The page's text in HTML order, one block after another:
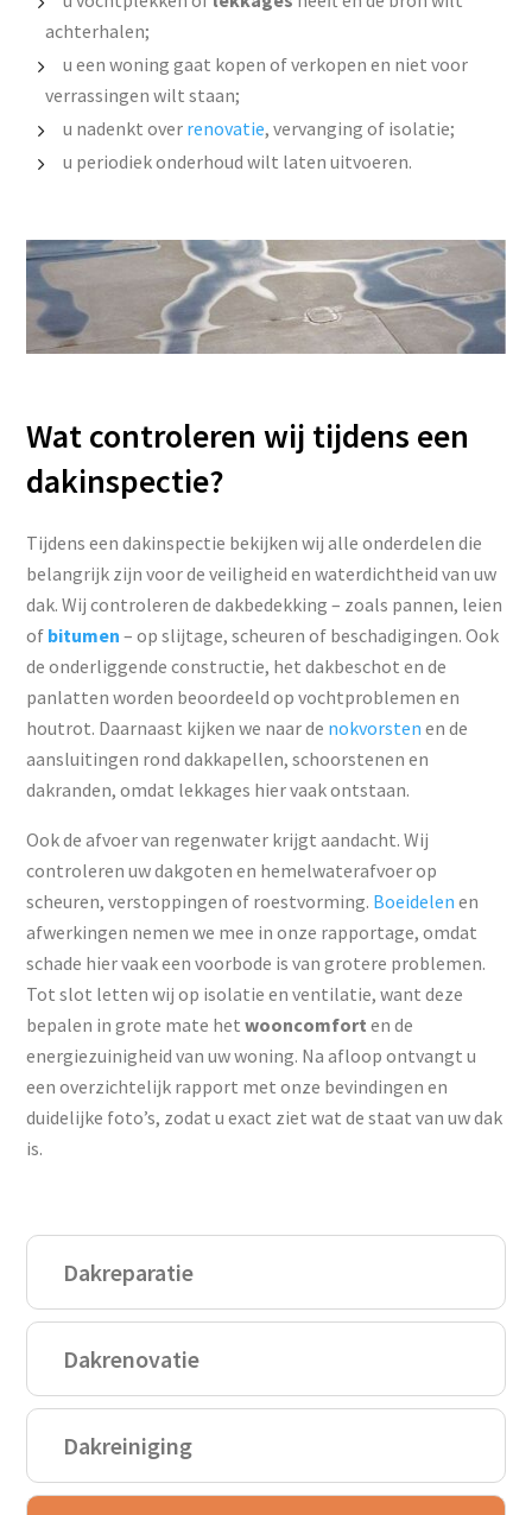
achterhalen;
u een woning gaat kopen of verkopen en niet voor
verrassingen wilt staan;
u nadenkt over renovatie, vervanging of isolatie;
u periodiek onderhoud wilt laten uitvoeren.
Wat controleren wij tijdens een
dakinspectie?
Tijdens een dakinspectie bekijken wij alle onderdelen die
belangrijk zijn voor de veiligheid en waterdichtheid van uw
dak. Wij controleren de dakbedekking – zoals pannen, leien
of bitumen – op slijtage, scheuren of beschadigingen. Ook
de onderliggende constructie, het dakbeschot en de
panlatten worden beoordeeld op vochtproblemen en
houtrot. Daarnaast kijken we naar de nokvorsten en de
aansluitingen rond dakkapellen, schoorstenen en
dakranden, omdat lekkages hier vaak ontstaan.
Ook de afvoer van regenwater krijgt aandacht. Wij
controleren uw dakgoten en hemelwaterafvoer op
scheuren, verstoppingen of roestvorming. Boeidelen en
afwerkingen nemen we mee in onze rapportage, omdat
schade hier vaak een voorbode is van grotere problemen.
Tot slot letten wij op isolatie en ventilatie, want deze
bepalen in grote mate hetwooncomfort en de
energiezuinigheid van uw woning. Na afloop ontvangt u
een overzichtelijk rapport met onze bevindingen en
duidelijke foto’s, zodat u exact ziet wat de staat van uw dak
is.
Dakreparatie
Dakrenovatie
Dakreiniging